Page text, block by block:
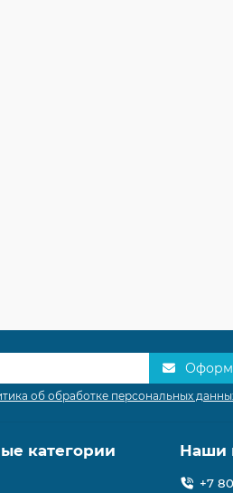
об обработке персональных
категории Наши
+7